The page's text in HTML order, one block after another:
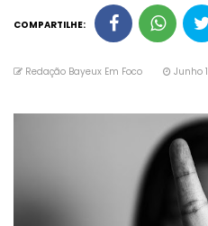
COMPARTILHE:
Redação Bayeux Em Foco Junho